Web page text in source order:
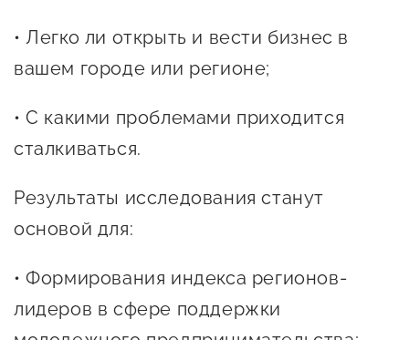
предпринимательства
Поддержка социальных
Меры поддержки в условиях
внешнего санкционного
Центры поддержки
• Легко ли открыть и вести бизнес в
вашем городе или регионе;
• С какими проблемами приходится
сталкиваться.
Результаты исследования станут
основой для:
• Формирования индекса регионов-
лидеров в сфере поддержки